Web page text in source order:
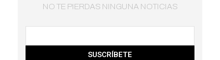
NO TE PIERDAS NINGUNA NOTICIAS
SUSCRÍBETE